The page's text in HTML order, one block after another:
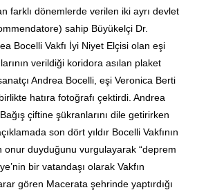
farklı dönemlerde verilen iki ayrı devlet
sahip Büyükelçi Dr.
Bocelli Vakfı İyi Niyet Elçisi olan eşi
verildiği koridora asılan plaket
Andrea Bocelli, eşi Veronica Berti
hatıra fotoğrafı çektirdi. Andrea
çiftine şükranlarını dile getirirken
son dört yıldır Bocelli Vakfının
onur duyduğunu vurgulayarak “deprem
bir vatandaşı olarak Vakfın
gören Macerata şehrinde yaptırdığı